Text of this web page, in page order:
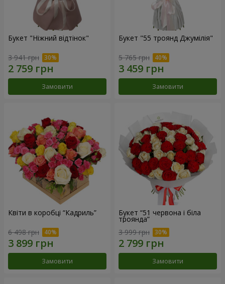
Букет "Ніжний відтінок"
3 941 грн
Замовити
Букет "55 троянд Джумілія"
5 765 грн
Замовити
Квіти в коробці “Кадриль”
6 498 грн
Замовити
Букет “51 червона і біла
троянда”
3 999 грн
Замовити